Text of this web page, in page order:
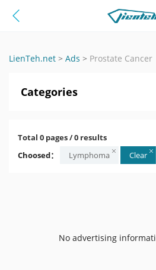
LienTeh.net > Ads > Prostate Cancer
Categories
Total 0 pages / 0 results
Choosed：
Lymphoma Clear
No advertising